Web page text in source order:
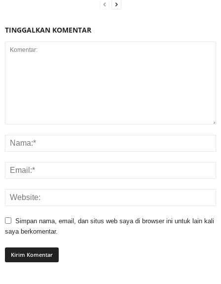
TINGGALKAN KOMENTAR
Simpan nama, email, dan situs web saya di browser ini untuk lain kali
saya berkomentar.